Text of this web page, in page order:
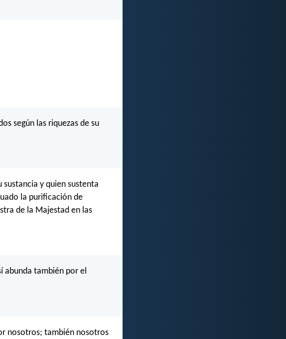
según las riquezas de su
sustancia y quien sustenta
la purificación de
de la Majestad en las
abunda también por el
nosotros; también nosotros